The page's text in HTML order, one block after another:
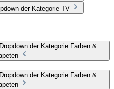
der Kategorie TV
der Kategorie Farben &
der Kategorie Farben &